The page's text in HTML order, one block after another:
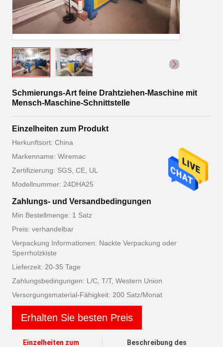
Schmierungs-Art feine Drahtziehen-Maschine mit
Mensch-Maschine-Schnittstelle
Einzelheiten zum Produkt
Herkunftsort: China
Markenname: Wiremac
Zertifizierung: SGS, CE, UL
Modellnummer: 24DHA25
Zahlungs- und Versandbedingungen
Min Bestellmenge: 1 Satz
Preis: verhandelbar
Verpackung Informationen: Nackte Verpackung oder
Sperrholzkiste
Lieferzeit: 20-35 Tage
Zahlungsbedingungen: L/C, T/T, Western Union
Versorgungsmaterial-Fähigkeit: 200 Satz/Monat
Erhalten Sie besten Preis
Einzelheiten zum
Beschreibung des